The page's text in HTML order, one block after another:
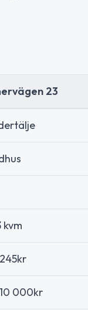
23
kvm
000kr